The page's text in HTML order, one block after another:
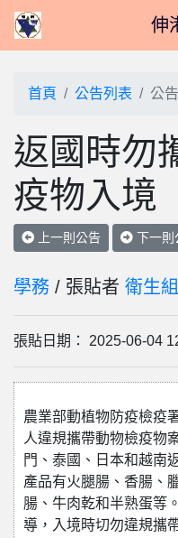
伸
首頁 公告列表 公
返國時勿
疫物入境
上一則公告 下一則
學務 / 張貼者 衛生
張貼日期： 2025-06-04
農業部動植物防疫檢疫
人違規攜帶動物檢疫物
門、泰國、日本和越南
產品有火腿腸、香腸、
腸、牛肉乾和半熟蛋等
導，入境時切勿違規攜